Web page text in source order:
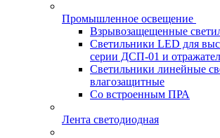
Промышленное освещение
Взрывозащещенные
Светильники LED для
серии ДСП-01 и
Светильники линейные
влагозащитные
Со встроенным ПРА
Лента светодиодная